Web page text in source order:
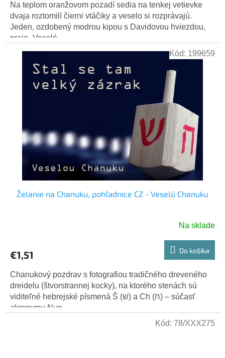
Na teplom oranžovom pozadí sedia na tenkej vetievke
dvaja roztomilí čierni vtáčiky a veselo si rozprávajú.
Jeden, ozdobený modrou kipou s Davidovou hviezdou,
praje „Veselé...
Želanie na Chanuku, pohľadnice CZ - Veselú Chanuku
Na sklade
€1,51 Do košíka
Chanukový pozdrav s fotografiou tradičného dreveného
dreidelu (štvorstrannej kocky), na ktorého stenách sú
viditeľné hebrejské písmená Š (שׁ) a Ch (ח) – súčasť
akronymu Nun,...
Kód: 199659
Kód: 78/XXX275